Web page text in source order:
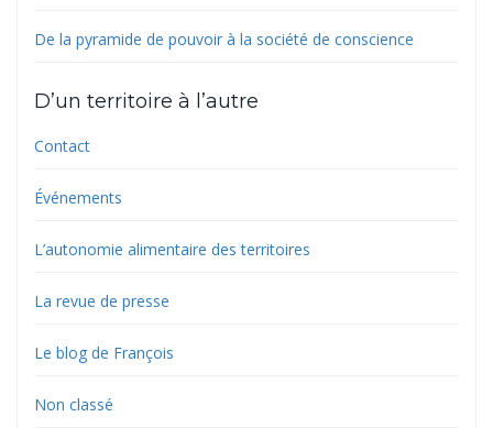
De la pyramide de pouvoir à la société de conscience
D’un territoire à l’autre
Contact
Événements
L’autonomie alimentaire des territoires
La revue de presse
Le blog de François
Non classé